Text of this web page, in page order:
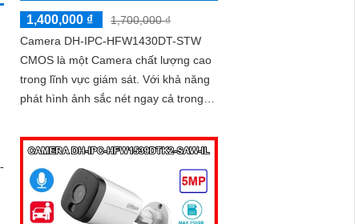
1,400,000 ₫
1,700,000 ₫
Camera DH-IPC-HFW1430DT-STW
CMOS là một Camera chất lượng cao
trong lĩnh vực giám sát. Với khả năng
phát hình ảnh sắc nét ngay cả trong
nhờ công nghệ hồng ngoại 30m